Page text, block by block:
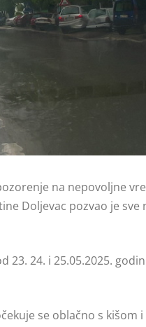
na nepovoljne
Doljevac pozvao je sve
24. i 25.05.2025.
se oblačno s kišom